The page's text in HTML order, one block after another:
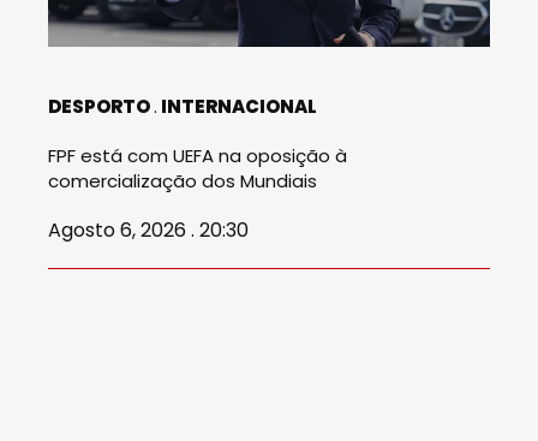
DESPORTO INTERNACIONAL
FPF está com UEFA na oposição à
comercialização dos Mundiais
Agosto 6, 2026 . 20:30